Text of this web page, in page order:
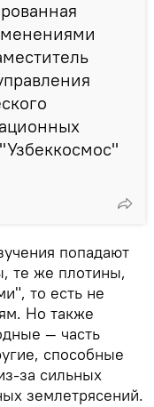
попадают
те же плотины,
то есть не
Но также
— часть
способные
за сильных
землетрясений.